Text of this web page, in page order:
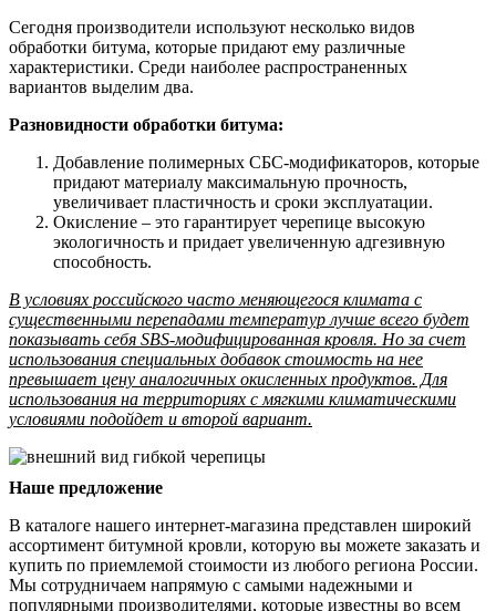
Сегодня производители используют несколько видов
обработки битума, которые придают ему различные
характеристики. Среди наиболее распространенных
вариантов выделим два.
Разновидности обработки битума:
Добавление полимерных СБС-модификаторов, которые
придают материалу максимальную прочность,
увеличивает пластичность и сроки эксплуатации.
Окисление – это гарантирует черепице высокую
экологичность и придает увеличенную адгезивную
способность.
В условиях российского часто меняющегося климата с
существенными перепадами температур лучше всего будет
показывать себя SBS-модифицированная кровля. Но за счет
использования специальных добавок стоимость на нее
превышает цену аналогичных окисленных продуктов. Для
использования на территориях с мягкими климатическими
условиями подойдет и второй вариант.
Наше предложение
В каталоге нашего интернет-магазина представлен широкий
ассортимент битумной кровли, которую вы можете заказать и
купить по приемлемой стоимости из любого региона России.
Мы сотрудничаем напрямую с самыми надежными и
популярными производителями, которые известны во всем